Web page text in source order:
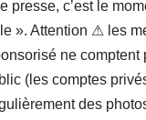
c’est le
». Attention ⚠ les
ne comptent
(les comptes
des